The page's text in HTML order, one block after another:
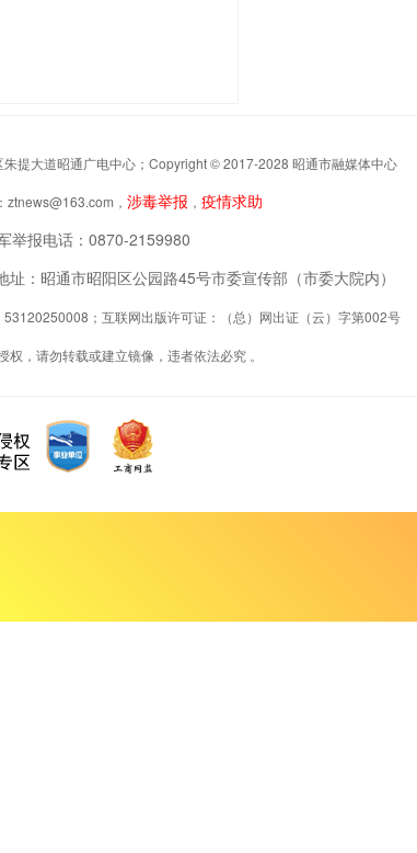
提大道昭通广电中心；Copyright © 2017-2028 昭通市融媒体中心
， 涉毒举报 ， 疫情求助
举报电话：0870-2159980
：昭通市昭阳区公园路45号市委宣传部（市委大院内）
；互联网出版许可证：（总）网出证（云）字第002号
，请勿转载或建立镜像，违者依法必究 。